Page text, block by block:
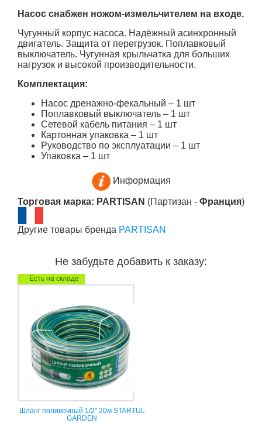
Насос снабжен ножом-измельчителем на входе.
Чугунный корпус насоса. Надёжный асинхронный
двигатель. Защита от перегрузок. Поплавковый
выключатель. Чугунная крыльчатка для больших
нагрузок и высокой производительности.
Комплектация:
Насос дренажно-фекальный – 1 шт
Поплавковый выключатель – 1 шт
Сетевой кабель питания – 1 шт
Картонная упаковка – 1 шт
Руководство по эксплуатации – 1 шт
Упаковка – 1 шт
Информация
Торговая марка: PARTISAN (Партизан - Франция)
Другие товары бренда PARTISAN
Не забудьте добавить к заказу:
Есть на складе
Шланг поливочный 1/2" 20м STARTUL
GARDEN